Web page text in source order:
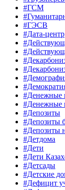
#ГСМ
#ГЭСВ
#Дата-центр
#Денежные
#Денежные
#Депозиты
#Депозиты
#Депозиты
#Детдома
#Дети
#Дети
#Детсады
#Детские
#Дефицит